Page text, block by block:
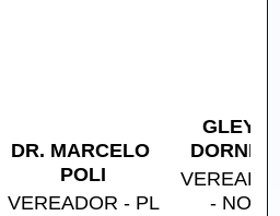
DR. MARCELO
POLI
VEREADOR - PL
- NOVO